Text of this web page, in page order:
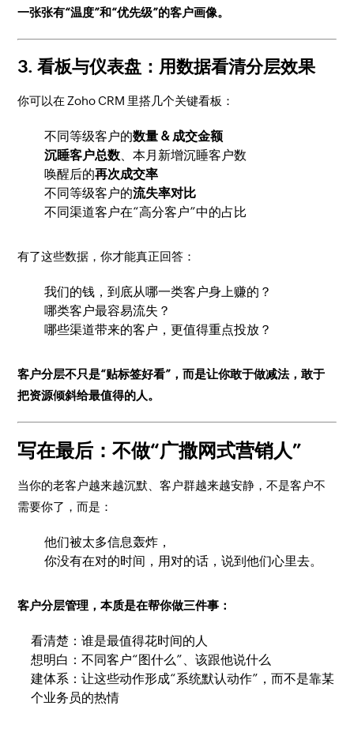
一张张有“温度”和“优先级”的客户画像。
3. 看板与仪表盘：用数据看清分层效果
你可以在 Zoho CRM 里搭几个关键看板：
不同等级客户的数量 & 成交金额
沉睡客户总数 、本月新增沉睡客户数
唤醒后的再次成交率
不同等级客户的流失率对比
不同渠道客户在“高分客户”中的占比
有了这些数据，你才能真正回答：
我们的钱，到底从哪一类客户身上赚的？
哪类客户最容易流失？
哪些渠道带来的客户，更值得重点投放？
客户分层不只是“贴标签好看”，而是让你敢于做减法，敢于
把资源倾斜给最值得的人。
写在最后：不做“广撒网式营销人”
当你的老客户越来越沉默、客户群越来越安静，不是客户不
需要你了，而是：
他们被太多信息轰炸，
你没有在对的时间，用对的话，说到他们心里去。
客户分层管理，本质是在帮你做三件事：
看清楚：谁是最值得花时间的人
想明白：不同客户“图什么”、该跟他说什么
建体系：让这些动作形成“系统默认动作”，而不是靠某
个业务员的热情